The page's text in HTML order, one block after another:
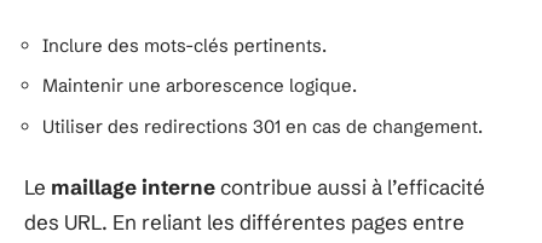
Inclure des mots-clés pertinents.
Maintenir une arborescence logique.
Utiliser des redirections 301 en cas de changement.
Le maillage internecontribue aussi à l’efficacité
des URL. En reliant les différentes pages entre